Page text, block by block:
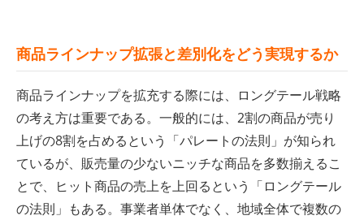
商品ラインナップ拡張と差別化をどう実現するか
商品ラインナップを拡充する際には、ロングテール戦略
の考え方は重要である。一般的には、2割の商品が売り
上げの8割を占めるという「パレートの法則」が知られ
ているが、販売量の少ないニッチな商品を多数揃えるこ
とで、ヒット商品の売上を上回るという「ロングテール
の法則」もある。事業者単体でなく、地域全体で複数の